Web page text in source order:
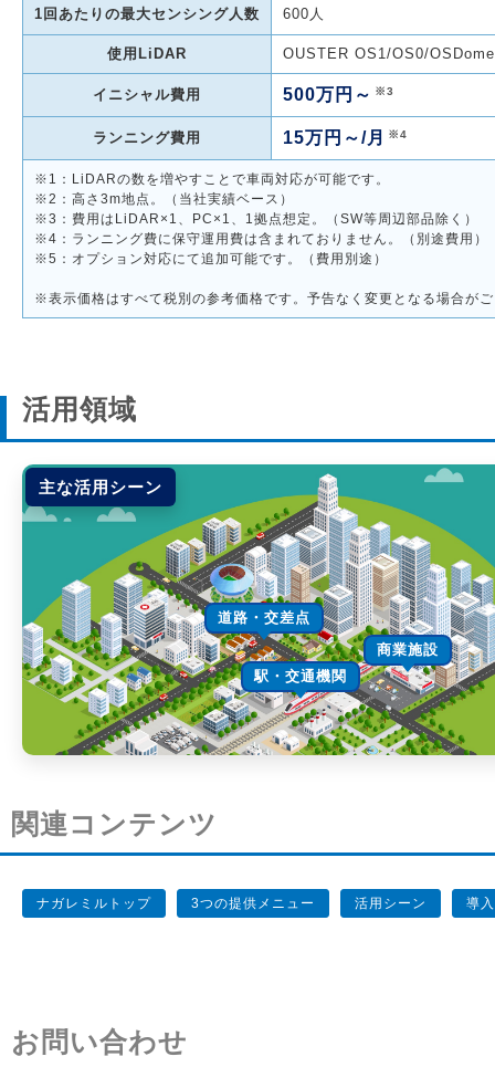
1回あたりの最大センシング人数 600人
使用LiDAR OUSTER OS1/OS0/OSDome
イニシャル費用 500万円～ ※3
ランニング費用 15万円～/月 ※4
※1：LiDARの数を増やすことで車両対応が可能です。
※2：高さ3m地点。（当社実績ベース）
※3：費用はLiDAR×1、PC×1、1拠点想定。（SW等周辺部品除く）
※4：ランニング費に保守運用費は含まれておりません。（別途費用）
※5：オプション対応にて追加可能です。（費用別途）
※表示価格はすべて税別の参考価格です。予告なく変更となる場合が
活用領域
主な活用シーン
道路・交差点
駅・交通機関
商業施設
関連コンテンツ
ナガレミルトップ 3つの提供メニュー 活用シーン 導
お問い合わせ